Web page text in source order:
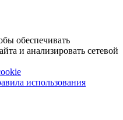
обеспечивать
и анализировать сетевой
использования